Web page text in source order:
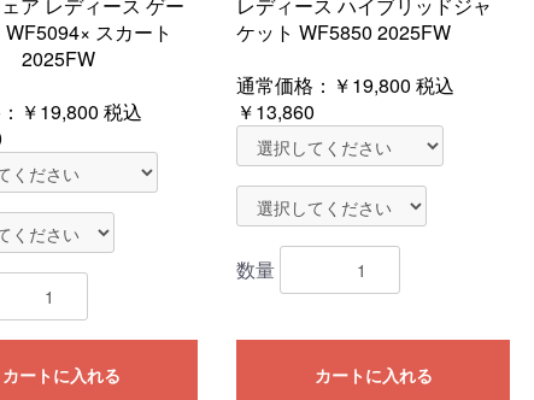
スカート
2025FW
￥19,800 税込
カートに入れる
ケット WF5850 2025FW
通常価格： ￥19,800 税込
￥13,860
数量
カートに入れる